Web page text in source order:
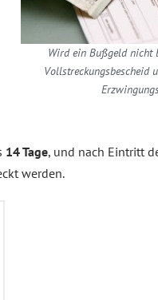
Wird ein Bußgeld nicht
Vollstreckungsbescheid
14 Tage, und nach Eintritt
werden.